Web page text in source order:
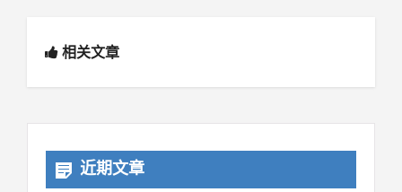
相关文章
近期文章